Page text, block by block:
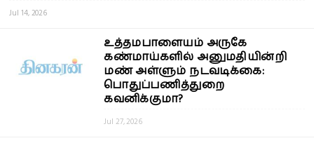
Jul 14, 2026
உத்தமபாளையம் அருகே
கண்மாய்களில் அனுமதியின்றி
மண் அள்ளும் நடவடிக்கை:
பொதுப்பணித்துறை
கவனிக்குமா?
Jul 27, 2026